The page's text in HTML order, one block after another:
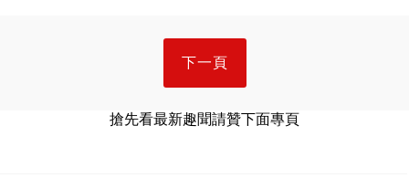
下一頁
搶先看最新趣聞請贊下面專頁